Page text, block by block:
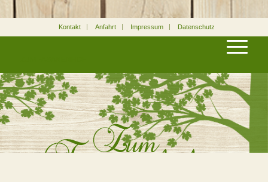
Kontakt Anfahrt Impressum Datenschutz